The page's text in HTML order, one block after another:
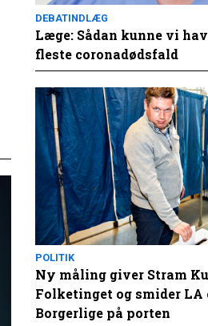
DEBATINDLÆG
Læge: Sådan kunne vi
fleste coronadødsfald
POLITIK
Ny måling giver Stram
Folketinget og smider LA
Borgerlige på porten